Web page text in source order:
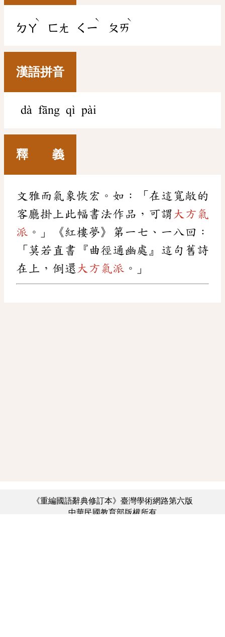
ㄉㄚ
ˋ
ㄈㄤ ㄑㄧ
ˋ
ㄆㄞ
ˋ
漢語拼音
dà fāng qì pài
釋 義
文雅而氣象恢宏。如：「在這寬敞的
客廳掛上此幅書法作品，可謂 大方氣
派 。」《紅樓夢》第一七、一八回：
「莫若直書『曲徑通幽處』這句舊詩
在上，倒還 大方氣派 。」
《重編國語辭典修訂本》臺灣學術網路第六版
中華民國教育部版權所有